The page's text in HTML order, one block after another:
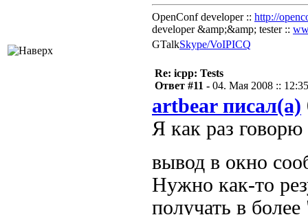
OpenConf developer :: http://
developer &amp;&amp; tester ::
GTalkSkype/VoIPICQ
Re: icpp: Tests
Ответ #11 - 04. Мая 2008 :: 12:35
artbear писал(а)
Я как раз
вывод в окно
Нужно как-то
получать в